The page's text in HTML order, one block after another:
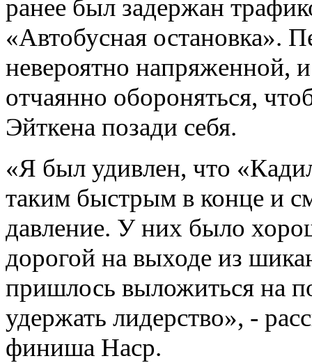
ранее был задержан
«Автобусная остановка».
невероятно напряженной,
отчаянно обороняться,
Эйткена позади себя.
«Я был удивлен, что
таким быстрым в конце и
давление. У них было
дорогой на выходе из
пришлось выложиться на
удержать лидерство», -
финиша Наср.